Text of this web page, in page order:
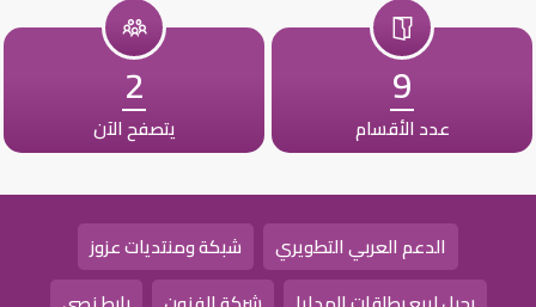
9
عدد الأقسام
2
يتصفح الآن
الدعم العربي التطويري
شبكة ومنتديات عزوز